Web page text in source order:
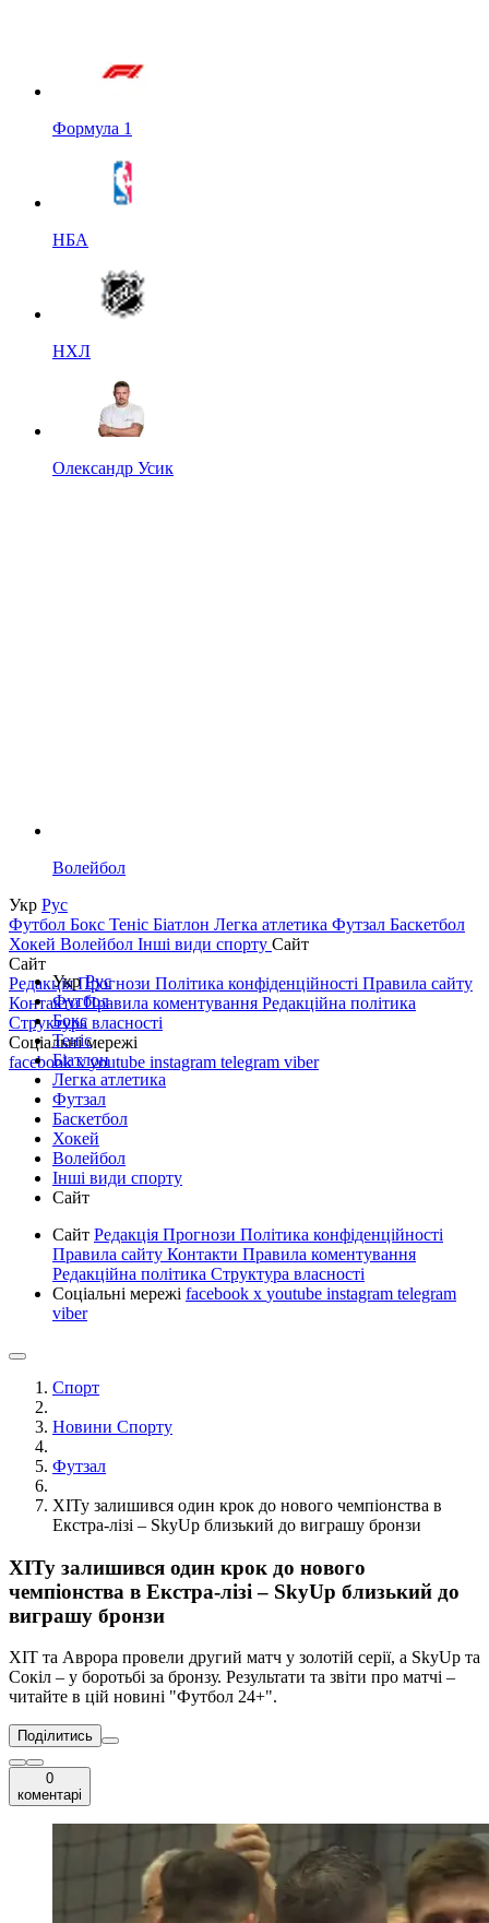
Формула 1
НБА
НХЛ
Олександр Усик
Волейбол
Укр Рус
Футбол Бокс Теніс Біатлон Легка атлетика Футзал Баскетбол
Хокей Волейбол Інші види спорту Сайт
Сайт
РедакціяПрогнози Політика конфіденційності Правила сайту
КонтактиПравила коментування Редакційна політика
Структура власності
Соціальні мережі
facebookxyoutube instagram telegram viber
УкрРус
Футбол
Бокс
Теніс
Біатлон
Легка атлетика
Футзал
Баскетбол
Хокей
Волейбол
Інші види спорту
Сайт
Сайт Редакція Прогнози Політика конфіденційності
Правила сайту Контакти Правила коментування
Редакційна політика Структура власності
Соціальні мережі facebook x youtube instagram telegram
viber
Спорт
Новини Спорту
Футзал
ХІТу залишився один крок до нового чемпіонства в
Екстра-лізі – SkyUp близький до виграшу бронзи
ХІТу залишився один крок до нового
чемпіонства в Екстра-лізі – SkyUp близький до
виграшу бронзи
ХІТ та Аврора провели другий матч у золотій серії, а SkyUp та
Сокіл – у боротьбі за бронзу. Результати та звіти про матчі –
читайте в цій новині "Футбол 24+".
Поділитись
0
коментарі